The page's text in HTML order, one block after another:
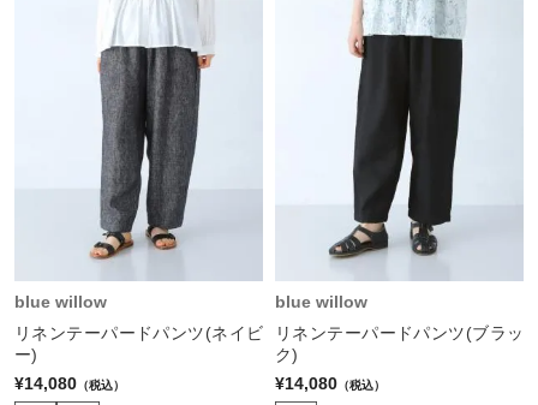
blue willow
リネンテーパードパンツ(ネイビ
ー)
¥14,080 （税込）
blue willow
リネンテーパードパンツ(ブラッ
ク)
¥14,080 （税込）